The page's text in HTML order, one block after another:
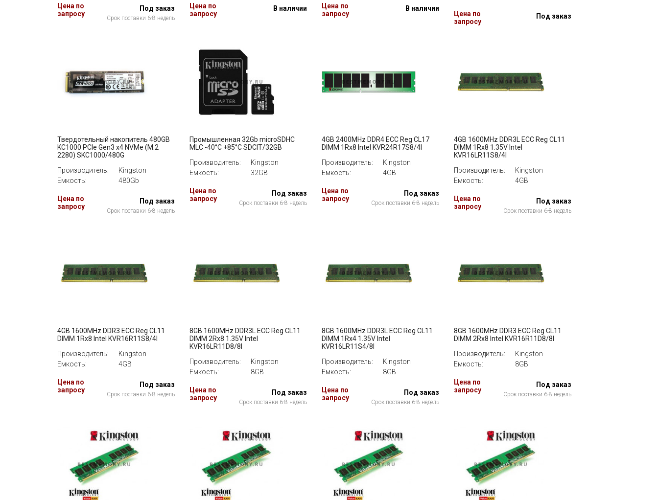
Цена по
запросу
Под заказ
Срок поставки 6-8 недель
Цена по
запросу
В наличии
Цена по
запросу
В наличии
Цена по
запросу
Под заказ
Твердотельный накопитель 480GB
KC1000 PCIe Gen3 x4 NVMe (M.2
2280) SKC1000/480G
Производитель:
Kingston
Емкость:
480Gb
Цена по
запросу
Под заказ
Срок поставки 6-8 недель
Промышленная 32Gb microSDHC
MLC -40°C +85°C SDCIT/32GB
Производитель:
Kingston
Емкость:
32GB
Цена по
запросу
Под заказ
Срок поставки 6-8 недель
4GB 2400MHz DDR4 ECC Reg CL17
DIMM 1Rx8 Intel KVR24R17S8/4I
Производитель:
Kingston
Емкость:
4GB
Цена по
запросу
Под заказ
Срок поставки 6-8 недель
4GB 1600MHz DDR3L ECC Reg CL11
DIMM 1Rx8 1.35V Intel
KVR16LR11S8/4I
Производитель:
Kingston
Емкость:
4GB
Цена по
запросу
Под заказ
Срок поставки 6-8 недель
4GB 1600MHz DDR3 ECC Reg CL11
DIMM 1Rx8 Intel KVR16R11S8/4I
Производитель:
Kingston
Емкость:
4GB
Цена по
запросу
Под заказ
Срок поставки 6-8 недель
8GB 1600MHz DDR3L ECC Reg CL11
DIMM 2Rx8 1.35V Intel
KVR16LR11D8/8I
Производитель:
Kingston
Емкость:
8GB
Цена по
запросу
Под заказ
Срок поставки 6-8 недель
8GB 1600MHz DDR3L ECC Reg CL11
DIMM 1Rx4 1.35V Intel
KVR16LR11S4/8I
Производитель:
Kingston
Емкость:
8GB
Цена по
запросу
Под заказ
Срок поставки 6-8 недель
8GB 1600MHz DDR3 ECC Reg CL11
DIMM 2Rx8 Intel KVR16R11D8/8I
Производитель:
Kingston
Емкость:
8GB
Цена по
запросу
Под заказ
Срок поставки 6-8 недель